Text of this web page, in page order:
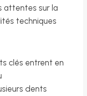
attentes sur la
techniques
clés entrent en
dents